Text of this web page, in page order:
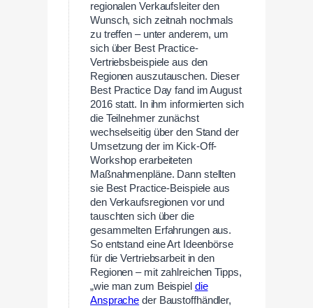
regionalen Verkaufsleiter den
Wunsch, sich zeitnah nochmals
zu treffen – unter anderem, um
sich über Best Practice-
Vertriebsbeispiele aus den
Regionen auszutauschen. Dieser
Best Practice Day fand im August
2016 statt. In ihm informierten sich
die Teilnehmer zunächst
wechselseitig über den Stand der
Umsetzung der im Kick-Off-
Workshop erarbeiteten
Maßnahmenpläne. Dann stellten
sie Best Practice-Beispiele aus
den Verkaufsregionen vor und
tauschten sich über die
gesammelten Erfahrungen aus.
So entstand eine Art Ideenbörse
für die Vertriebsarbeit in den
Regionen – mit zahlreichen Tipps,
„wie man zum Beispiel die
Ansprache der Baustoffhändler,